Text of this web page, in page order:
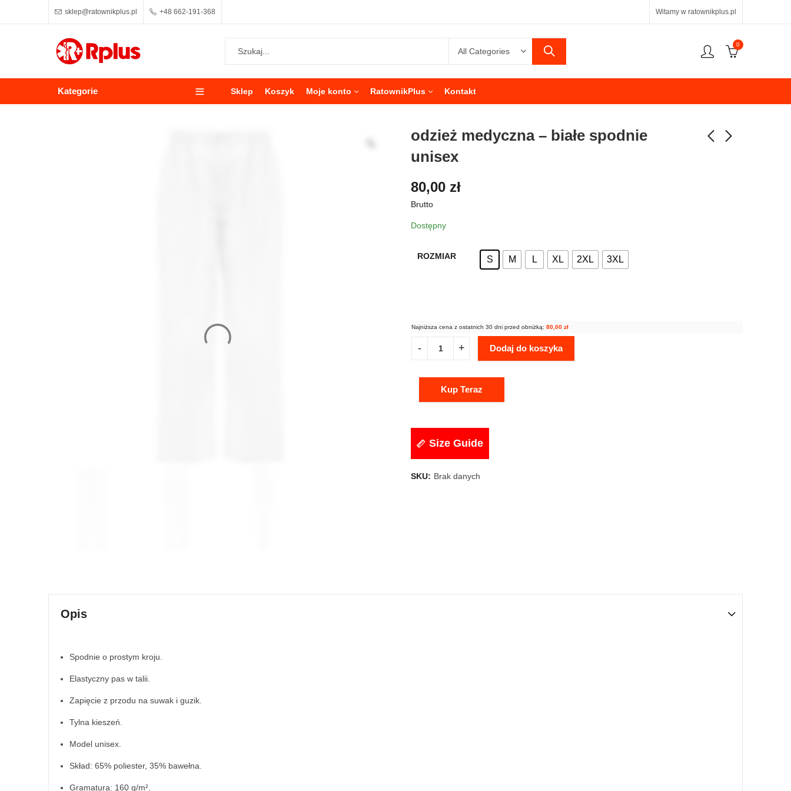
sklep@ratownikplus.pl +48 662-191-368 Witamy w ratownikplus.pl
0
Kategorie Sklep Koszyk Moje konto RatownikPlus Kontakt
odzież medyczna – białe spodnie
unisex
80,00 zł
Brutto
Dostępny
ROZMIAR S M L XL 2XL 3XL
Najniższa cena z ostatnich 30 dni przed obniżką: 80,00 zł
Dodaj do koszyka
Kup Teraz
Size Guide
SKU: Brak danych
Opis
Spodnie o prostym kroju.
Elastyczny pas w talii.
Zapięcie z przodu na suwak i guzik.
Tylna kieszeń.
Model unisex.
Skład: 65% poliester, 35% bawełna.
Gramatura: 160 g/m².